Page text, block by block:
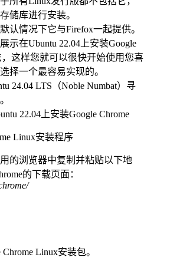
储库进行安装。
认情况下它与Firefox一起提供。
示在Ubuntu 22.04上安装Google
这样您就可以很快开始使用您喜
择一个最容易实现的。
24.04 LTS（Noble Numbat）寻
22.04上安装Google Chrome
Linux安装程序
的浏览器中复制并粘贴以下地
的下载页面：
Linux安装包。